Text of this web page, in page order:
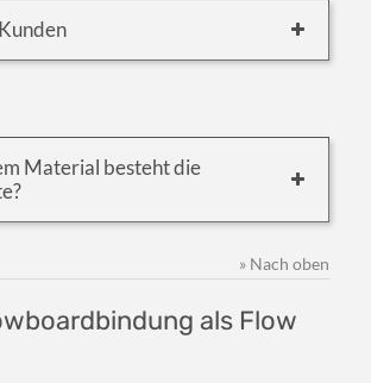
Material besteht die
» Nach oben
als Flow